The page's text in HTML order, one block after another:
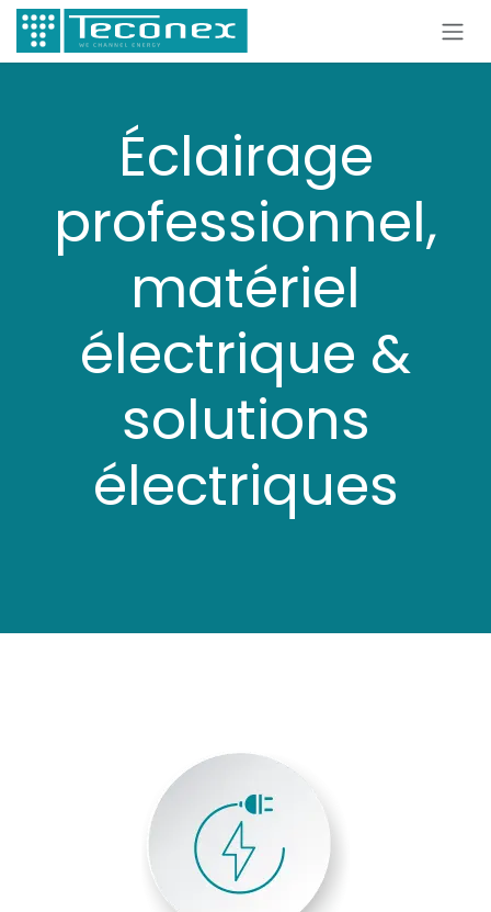
Se rendre au contenu
Éclairage
professionnel,
matériel
électrique &
solutions
électriques​